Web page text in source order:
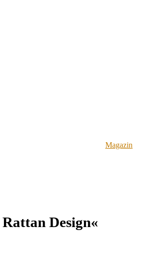
Magazin
Design«